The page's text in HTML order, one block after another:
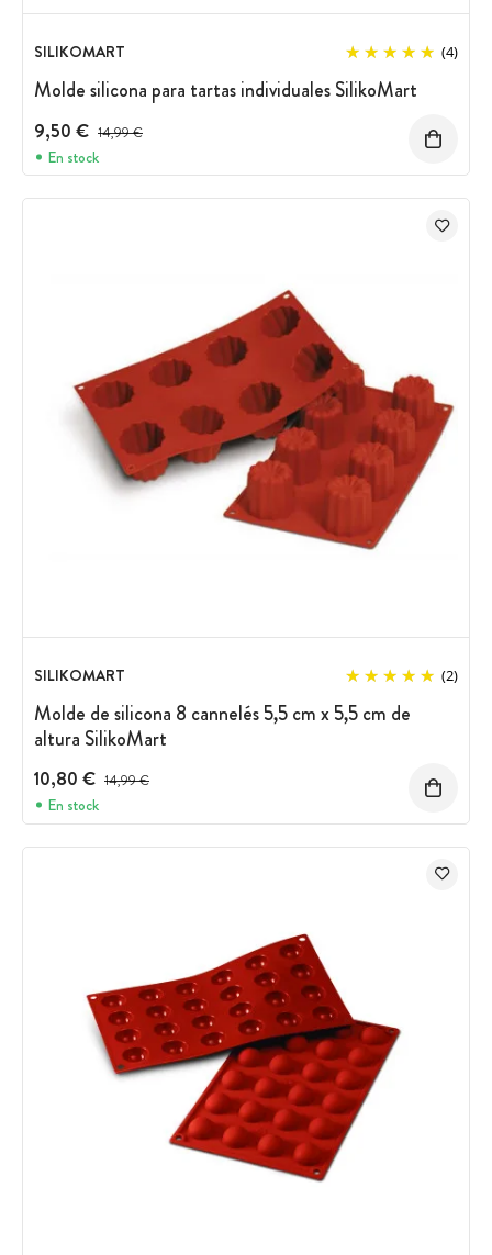
SILIKOMART (4)
Molde silicona para tartas individuales SilikoMart
9,50 € Precio antes del descuento
14,99 €
En stock
SILIKOMART (2)
Molde de silicona 8 cannelés 5,5 cm x 5,5 cm de
altura SilikoMart
10,80 € Precio antes del descuento
14,99 €
En stock